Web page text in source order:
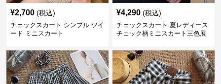
¥2,700 (税込)
チェックスカート シンプル ツイ
ード ミニスカート
¥4,290 (税込)
チェックスカート 夏レディース
チェック柄ミニスカート三色展